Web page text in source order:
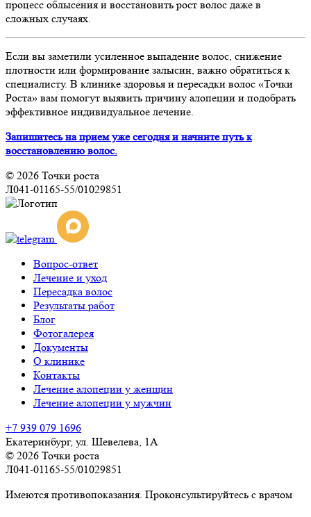
процесс облысения и восстановить рост волос даже в
сложных случаях.
Если вы заметили усиленное выпадение волос, снижение
плотности или формирование залысин, важно обратиться к
специалисту. В клинике здоровья и пересадки волос «Точки
Роста» вам помогут выявить причину алопеции и подобрать
эффективное индивидуальное лечение.
Запишитесь на прием уже сегодня и начните путь к
восстановлению волос.
© 2026 Точки роста
Л041-01165-55/01029851
Вопрос-ответ
Лечение и уход
Пересадка волос
Результаты работ
Блог
Фотогалерея
Документы
О клинике
Контакты
Лечение алопеции у женщин
Лечение алопеции у мужчин
+7 939 079 1696
Екатеринбург, ул. Шевелева, 1А
© 2026 Точки роста
Л041-01165-55/01029851
Имеются противопоказания. Проконсультируйтесь с врачом